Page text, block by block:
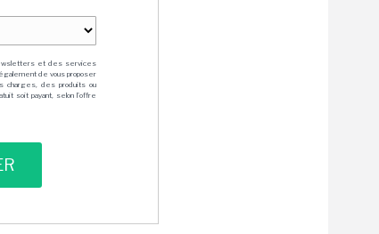
et des services
de vous proposer
charges, des produits ou
soit payant, selon l'offre